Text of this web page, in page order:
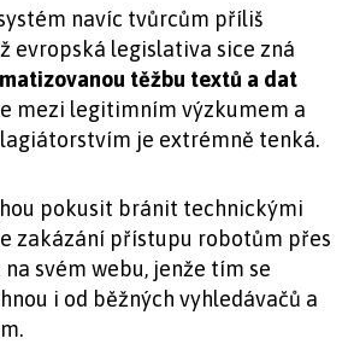
navíc tvůrcům příliš
evropská legislativa sice zná
těžbu textů a dat
mezi legitimním výzkumem a
je extrémně tenká.
pokusit bránit technickými
zakázání přístupu robotům přes
svém webu, jenže tím se
i od běžných vyhledávačů a